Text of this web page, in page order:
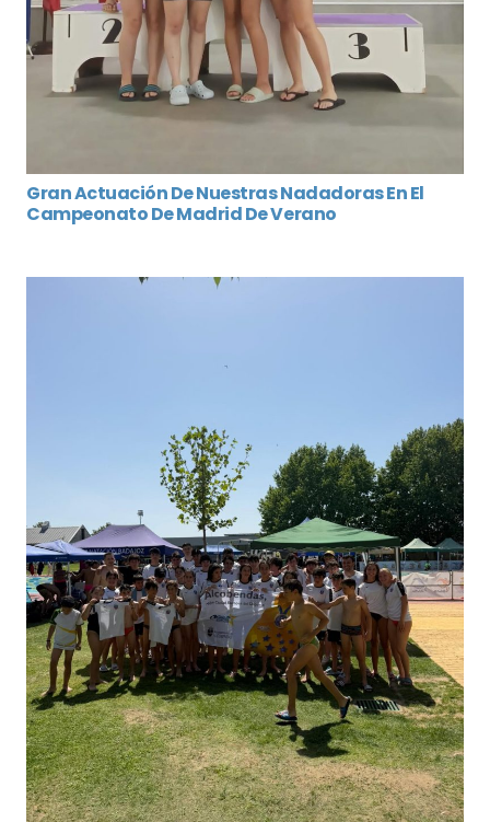
Gran Actuación De Nuestras Nadadoras En El
Campeonato De Madrid De Verano